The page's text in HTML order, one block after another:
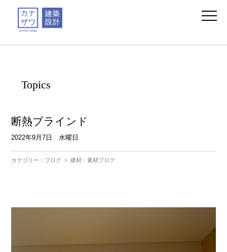
Topics
断熱ブラインド
2022年9月7日 水曜日
カテゴリー： ブログ >建材・素材ブログ